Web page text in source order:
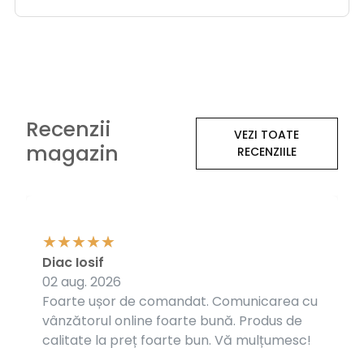
Recenzii
magazin
VEZI TOATE
RECENZIILE
Foarte ușor de comandat. Comunicarea cu
vânzătorul online foarte bună. Produs de
calitate la preț foarte bun. Vă mulțumesc!
Diac Iosif
02 aug. 2026